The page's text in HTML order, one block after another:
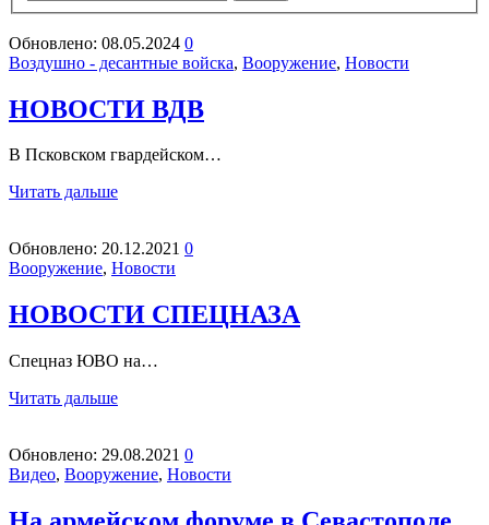
Обновлено: 08.05.2024 0
Воздушно - десантные войска, Вооружение, Новости
НОВОСТИ ВДВ
В Псковском гвардейском…
Читать дальше
Обновлено: 20.12.2021 0
Вооружение, Новости
НОВОСТИ СПЕЦНАЗА
Спецназ ЮВО на…
Читать дальше
Обновлено: 29.08.2021 0
Видео, Вооружение, Новости